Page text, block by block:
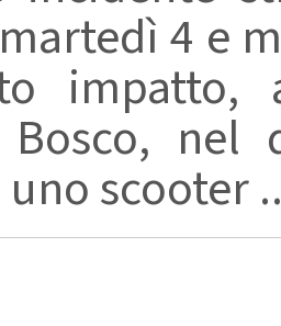
4 e
impatto,
Bosco, nel
scooter